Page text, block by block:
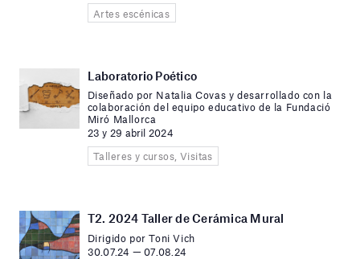
Artes escénicas
Laboratorio Poético
Diseñado por Natalia Covas y desarrollado con la
colaboración del equipo educativo de la Fundació
Miró Mallorca
23 y 29 abril 2024
Talleres y cursos, Visitas
T2. 2024 Taller de Cerámica Mural
Dirigido por Toni Vich
30.07.24 — 07.08.24